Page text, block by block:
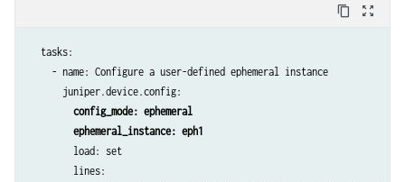
content_copy zoom_out_map
  tasks:
    - name: Configure a user-defined ephemeral instance
      juniper.device.config:
config_mode: ephemeral
ephemeral_instance: eph1
        load: set
        lines: